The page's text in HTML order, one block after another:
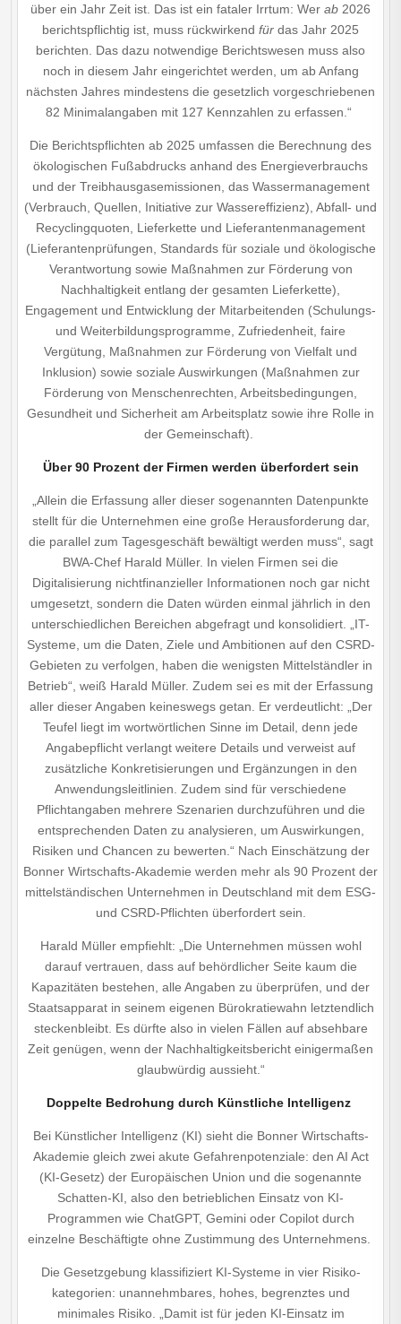
über ein Jahr Zeit ist. Das ist ein fataler Irrtum: Wer ab 2026
berichtspflichtig ist, muss rückwirkend für das Jahr 2025
berichten. Das dazu notwendige Berichtswesen muss also
noch in diesem Jahr eingerichtet werden, um ab Anfang
nächsten Jahres mindestens die gesetzlich vorgeschriebenen
82 Minimalangaben mit 127 Kennzahlen zu erfassen.“
Die Berichtspflichten ab 2025 umfassen die Berechnung des
ökologischen Fußabdrucks anhand des Energieverbrauchs
und der Treibhausgasemissionen, das Wassermanagement
(Verbrauch, Quellen, Initiative zur Wassereffizienz), Abfall- und
Recyclingquoten, Lieferkette und Lieferantenmanagement
(Lieferantenprüfungen, Standards für soziale und ökologische
Verantwortung sowie Maßnahmen zur Förderung von
Nachhaltigkeit entlang der gesamten Lieferkette),
Engagement und Entwicklung der Mitarbeitenden (Schulungs-
und Weiterbildungsprogramme, Zufriedenheit, faire
Vergütung, Maßnahmen zur Förderung von Vielfalt und
Inklusion) sowie soziale Auswirkungen (Maßnahmen zur
Förderung von Menschenrechten, Arbeitsbedingungen,
Gesundheit und Sicherheit am Arbeitsplatz sowie ihre Rolle in
der Gemeinschaft).
Über 90 Prozent der Firmen werden überfordert sein
„Allein die Erfassung aller dieser sogenannten Datenpunkte
stellt für die Unternehmen eine große Herausforderung dar,
die parallel zum Tagesgeschäft bewältigt werden muss“, sagt
BWA-Chef Harald Müller. In vielen Firmen sei die
Digitalisierung nichtfinanzieller Informationen noch gar nicht
umgesetzt, sondern die Daten würden einmal jährlich in den
unterschiedlichen Bereichen abgefragt und konsolidiert. „IT-
Systeme, um die Daten, Ziele und Ambitionen auf den CSRD-
Gebieten zu verfolgen, haben die wenigsten Mittelständler in
Betrieb“, weiß Harald Müller. Zudem sei es mit der Erfassung
aller dieser Angaben keineswegs getan. Er verdeutlicht: „Der
Teufel liegt im wortwörtlichen Sinne im Detail, denn jede
Angabepflicht verlangt weitere Details und verweist auf
zusätzliche Konkretisierungen und Ergänzungen in den
Anwendungsleitlinien. Zudem sind für verschiedene
Pflichtangaben mehrere Szenarien durchzuführen und die
entsprechenden Daten zu analysieren, um Auswirkungen,
Risiken und Chancen zu bewerten.“ Nach Einschätzung der
Bonner Wirtschafts-Akademie werden mehr als 90 Prozent der
mittelständischen Unternehmen in Deutschland mit dem ESG-
und CSRD-Pflichten überfordert sein.
Harald Müller empfiehlt: „Die Unternehmen müssen wohl
darauf vertrauen, dass auf behördlicher Seite kaum die
Kapazitäten bestehen, alle Angaben zu überprüfen, und der
Staatsapparat in seinem eigenen Bürokratiewahn letztendlich
steckenbleibt. Es dürfte also in vielen Fällen auf absehbare
Zeit genügen, wenn der Nachhaltigkeitsbericht einigermaßen
glaubwürdig aussieht.“
Doppelte Bedrohung durch Künstliche Intelligenz
Bei Künstlicher Intelligenz (KI) sieht die Bonner Wirtschafts-
Akademie gleich zwei akute Gefahren­potenziale: den AI Act
(KI-Gesetz) der Europäischen Union und die sogenannte
Schatten-KI, also den betrieblichen Einsatz von KI-
Programmen wie ChatGPT, Gemini oder Copilot durch
einzelne Beschäftigte ohne Zustimmung des Unternehmens.
Die Gesetzgebung klassifiziert KI-Systeme in vier Risiko­
kategorien: unannehmbares, hohes, begrenztes und
minimales Risiko. „Damit ist für jeden KI-Einsatz im